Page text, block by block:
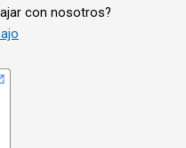
con nosotros?